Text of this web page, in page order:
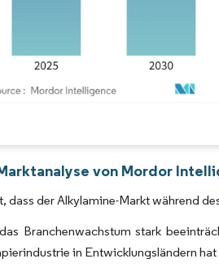
© Mordor Intelligence. Wiederverwendung
von Mordor
dass der Alkylamine-Markt während
Branchenwachstum stark
in Entwicklungsländern